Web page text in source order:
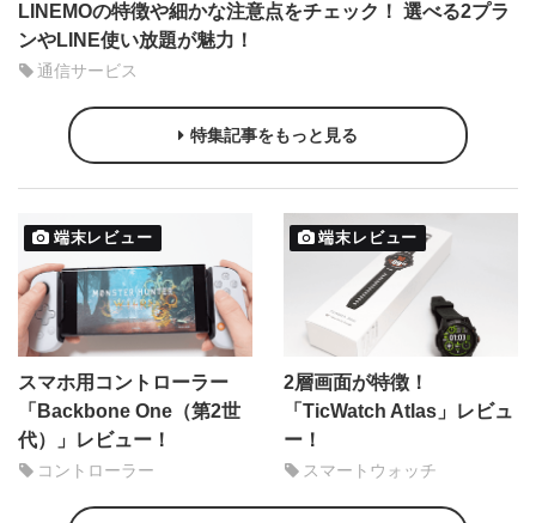
LINEMOの特徴や細かな注意点をチェック！ 選べる2プラ
ンやLINE使い放題が魅力！
通信サービス
特集記事をもっと見る
端末レビュー
スマホ用コントローラー
「Backbone One（第2世
代）」レビュー！
コントローラー
端末レビュー
2層画面が特徴！
「TicWatch Atlas」レビュ
ー！
スマートウォッチ